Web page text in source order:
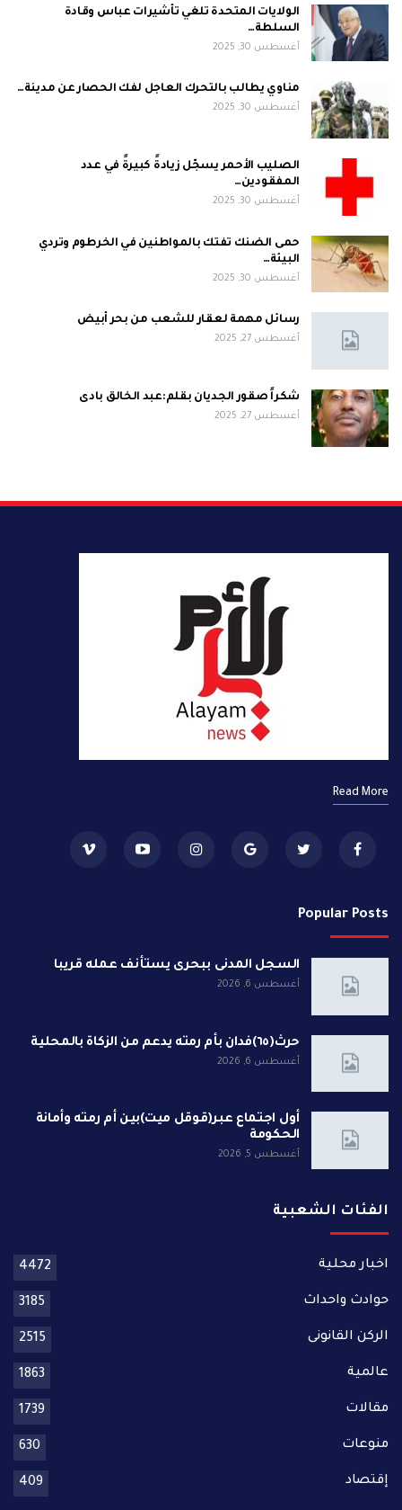
الولايات المتحدة تلغي تأشيرات عباس وقادة
السلطة…
أغسطس 30, 2025
مناوي يطالب بالتحرك العاجل لفك الحصار عن مدينة…
أغسطس 30, 2025
الصليب الأحمر يسجّل زيادةً كبيرةً في عدد
المفقودين…
أغسطس 30, 2025
حمى الضنك تفتك بالمواطنين في الخرطوم وتردي
البيئة…
أغسطس 30, 2025
رسائل مهمة لعقار للشعب من بحر أبيض
أغسطس 27, 2025
شكراً صقور الجديان بقلم:عبد الخالق بادى
أغسطس 27, 2025
Read More
Popular Posts
السجل المدنى ببحرى يستأنف عمله قريبا
أغسطس 6, 2026
حرث(٦٥)فدان بأم رمته يدعم من الزكاة بالمحلية
أغسطس 6, 2026
أول اجتماع عبر(قوقل ميت)بين أم رمته وأمانة
الحكومة
أغسطس 5, 2026
الفئات الشعبية
اخبار محلية 4472
حوادث واحداث 3185
الركن القانونى 2515
عالمية 1863
مقالات 1739
منوعات 630
إقتصاد 409